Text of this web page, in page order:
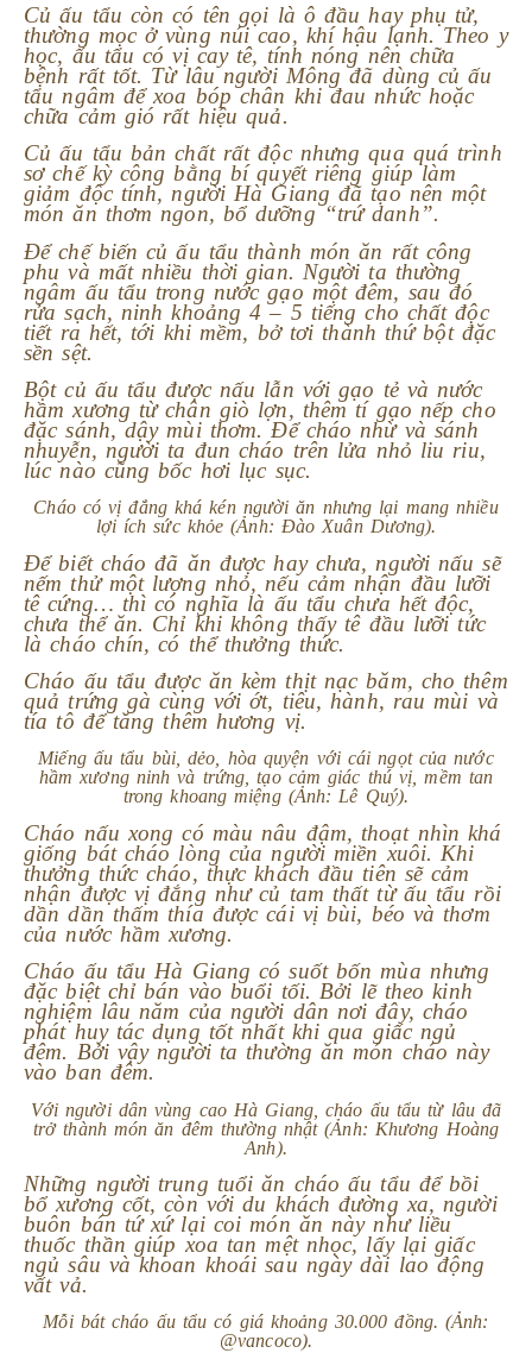
Củ ấu tẩu còn có tên gọi là ô đầu hay phụ tử,
thường mọc ở vùng núi cao, khí hậu lạnh. Theo y
học, ấu tẩu có vị cay tê, tính nóng nên chữa
bệnh rất tốt. Từ lâu người Mông đã dùng củ ấu
tẩu ngâm để xoa bóp chân khi đau nhức hoặc
chữa cảm gió rất hiệu quả.
Củ ấu tẩu bản chất rất độc nhưng qua quá trình
sơ chế kỳ công bằng bí quyết riêng giúp làm
giảm độc tính, người Hà Giang đã tạo nên một
món ăn thơm ngon, bổ dưỡng “trứ danh”.
Để chế biến củ ấu tẩu thành món ăn rất công
phu và mất nhiều thời gian. Người ta thường
ngâm ấu tẩu trong nước gạo một đêm, sau đó
rửa sạch, ninh khoảng 4 – 5 tiếng cho chất độc
tiết ra hết, tới khi mềm, bở tơi thành thứ bột đặc
sền sệt.
Bột củ ấu tẩu được nấu lẫn với gạo tẻ và nước
hầm xương từ chân giò lợn, thêm tí gạo nếp cho
đặc sánh, dậy mùi thơm. Để cháo nhừ và sánh
nhuyễn, người ta đun cháo trên lửa nhỏ liu riu,
lúc nào cũng bốc hơi lục sục.
Cháo có vị đắng khá kén người ăn nhưng lại mang nhiều
lợi ích sức khỏe (Ảnh: Đào Xuân Dương).
Để biết cháo đã ăn được hay chưa, người nấu sẽ
nếm thử một lượng nhỏ, nếu cảm nhận đầu lưỡi
tê cứng… thì có nghĩa là ấu tẩu chưa hết độc,
chưa thể ăn. Chỉ khi không thấy tê đầu lưỡi tức
là cháo chín, có thể thưởng thức.
Cháo ấu tẩu được ăn kèm thịt nạc băm, cho thêm
quả trứng gà cùng với ớt, tiêu, hành, rau mùi và
tía tô để tăng thêm hương vị.
Miếng ấu tẩu bùi, dẻo, hòa quyện với cái ngọt của nước
hầm xương ninh và trứng, tạo cảm giác thú vị, mềm tan
trong khoang miệng (Ảnh: Lê Quý).
Cháo nấu xong có màu nâu đậm, thoạt nhìn khá
giống bát cháo lòng của người miền xuôi. Khi
thưởng thức cháo, thực khách đầu tiên sẽ cảm
nhận được vị đắng như củ tam thất từ ấu tẩu rồi
dần dần thấm thía được cái vị bùi, béo và thơm
của nước hầm xương.
Cháo ấu tẩu Hà Giang có suốt bốn mùa nhưng
đặc biệt chỉ bán vào buổi tối. Bởi lẽ theo kinh
nghiệm lâu năm của người dân nơi đây, cháo
phát huy tác dụng tốt nhất khi qua giấc ngủ
đêm. Bởi vậy người ta thường ăn món cháo này
vào ban đêm.
Với người dân vùng cao Hà Giang, cháo ấu tẩu từ lâu đã
trở thành món ăn đêm thường nhật (Ảnh: Khương Hoàng
Anh).
Những người trung tuổi ăn cháo ấu tẩu để bồi
bổ xương cốt, còn với du khách đường xa, người
buôn bán tứ xứ lại coi món ăn này như liều
thuốc thần giúp xoa tan mệt nhọc, lấy lại giấc
ngủ sâu và khoan khoái sau ngày dài lao động
vất vả.
Mỗi bát cháo ấu tẩu có giá khoảng 30.000 đồng. (Ảnh:
@vancoco).